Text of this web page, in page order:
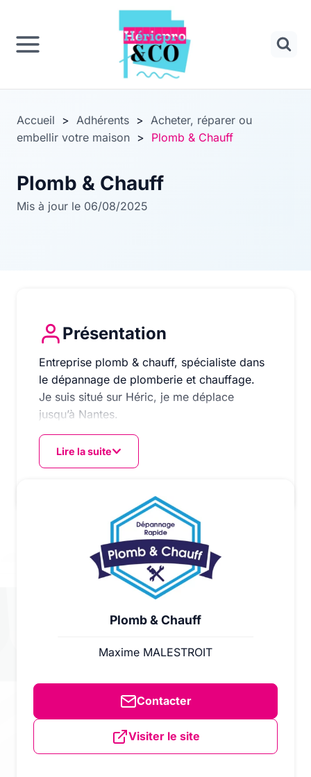
Panneau de gestion des cookies
contenu
Accueil > Adhérents > Acheter, réparer ou
embellir votre maison > Plomb & Chauff
Plomb & Chauff
Mis à jour le 06/08/2025
Présentation
Entreprise plomb & chauff, spécialiste dans le
Entreprise plomb & chauff, spécialiste dans
le dépannage de plomberie et chauffage.
Je suis situé sur Héric, je me déplace
jusqu’à Nantes.
Lire la suite
Plomb & Chauff
Maxime MALESTROIT
Contacter
Visiter le site